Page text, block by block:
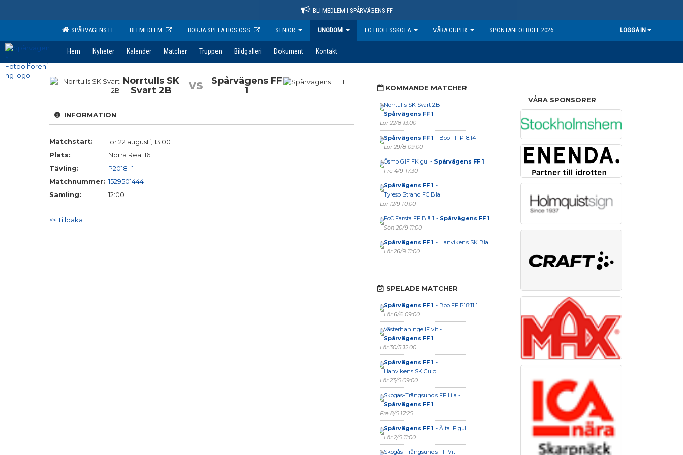
BLI MEDLEM I SPÅRVÄGENS FF
SPÅRVÄGENS FF BLI MEDLEM BÖRJA SPELA HOS OSS SENIOR UNGDOM FOTBOLLSSKOLA VÅRA CUPER SPONTANFOTBOLL 2026 LOGGA IN
Hem Nyheter Kalender Matcher Truppen Bildgalleri Dokument Kontakt
Norrtulls SK
Svart 2B
vs
Spårvägens FF
1
INFORMATION
Matchstart:
lör 22 augusti, 13:00
Plats:
Norra Real 16
Tävling:
P2018- 1
Matchnummer: 1529501444
Samling:
12:00
<< Tillbaka
KOMMANDE MATCHER
Norrtulls SK Svart 2B -
Spårvägens FF 1
Lör 22/8 13:00
Spårvägens FF 1 - Boo FF P18:14
Lör 29/8 09:00
Ösmo GIF FK gul - Spårvägens FF 1
Fre 4/9 17:30
Spårvägens FF 1 -
Tyresö Strand FC Blå
Lör 12/9 10:00
FoC Farsta FF Blå 1 - Spårvägens FF 1
Sön 20/9 11:00
Spårvägens FF 1 - Hanvikens SK Blå
Lör 26/9 11:00
SPELADE MATCHER
Spårvägens FF 1 - Boo FF P18:11 1
Lör 6/6 09:00
Västerhaninge IF vit -
Spårvägens FF 1
Lör 30/5 12:00
Spårvägens FF 1 -
Hanvikens SK Guld
Lör 23/5 09:00
Skogås-Trångsunds FF Lila -
Spårvägens FF 1
Fre 8/5 17:25
Spårvägens FF 1 - Älta IF gul
Lör 2/5 11:00
Skogås-Trångsunds FF Vit -
VÅRA SPONSORER